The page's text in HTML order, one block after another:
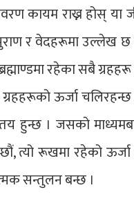
कायम राख्न होस् या
र वेदहरूमा उल्लेख
रहेका सबै
ग्रहहरूको ऊर्जा
हुन्छ । जसको
त्यो रूखमा रहेको
सन्तुलन बन्छ ।